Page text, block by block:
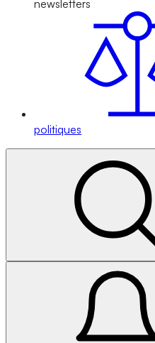
newsletters
politiques